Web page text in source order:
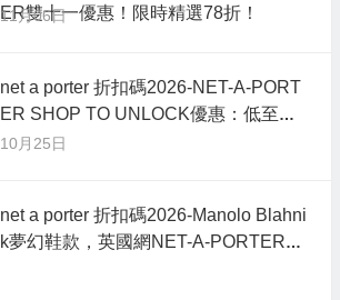
ER雙十一優惠！限時精選78折！
11月06日
net a porter 折扣碼2026-NET-A-PORT
ER SHOP TO UNLOCK優惠：低至額
外75折
10月25日
net a porter 折扣碼2026-Manolo Blahni
k夢幻鞋款，英國網NET-A-PORTER優